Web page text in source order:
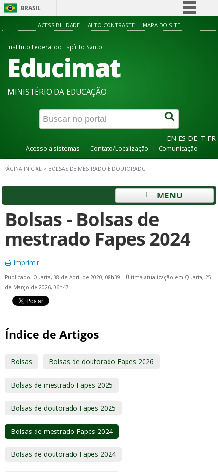
BRASIL
Simplifique!
ACESSIBILIDADE ALTO CONTRASTE MAPA DO SITE
Instituto Federal do Espírito Santo
Educimat
MINISTÉRIO DA EDUCAÇÃO
EN ES DE IT FR
Acesso a sistemas Contato/Localização Comunicação
PÁGINA INICIAL > BOLSAS DE MESTRADO E DOUTORADO
MENU
Bolsas - Bolsas de
mestrado Fapes 2024
Imprimir
Publicado: Quarta, 08 de Abril de 2020, 08h39 | Última atualização em Quarta, 25
de Março de 2026, 06h47
Índice de Artigos
Bolsas Bolsas de doutorado Fapes 2026
Bolsas de mestrado Fapes 2025
Bolsas de doutorado Fapes 2025
Bolsas de mestrado Fapes 2024
Bolsas de doutorado Fapes 2024